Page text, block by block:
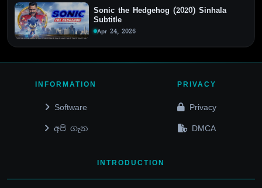
Sonic the Hedgehog (2020) Sinhala
Subtitle
Apr 24, 2026
INFORMATION
Software
අපි ගැන
PRIVACY
Privacy
DMCA
INTRODUCTION